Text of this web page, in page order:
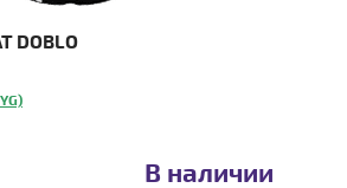
DOBLO
В наличии